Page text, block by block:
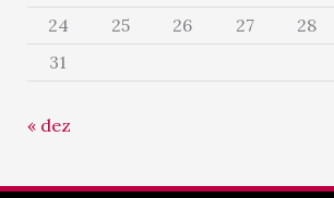
24
25 26 27 28
31
« dez